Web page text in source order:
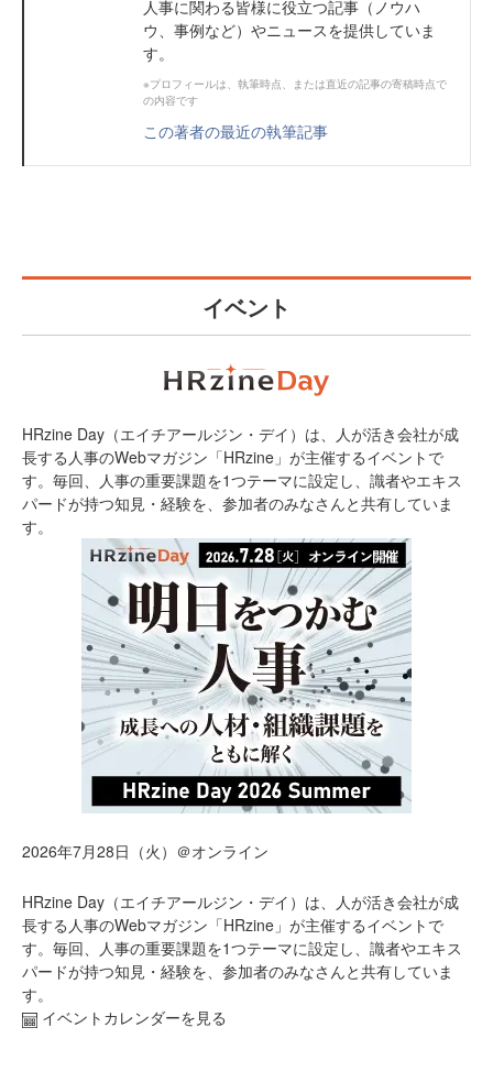
人事に関わる皆様に役立つ記事（ノウハ
ウ、事例など）やニュースを提供していま
す。
※プロフィールは、執筆時点、または直近の記事の寄稿時点で
の内容です
この著者の最近の執筆記事
イベント
HRzine Day（エイチアールジン・デイ）は、人が活き会社が成
長する人事のWebマガジン「HRzine」が主催するイベントで
す。毎回、人事の重要課題を1つテーマに設定し、識者やエキス
パードが持つ知見・経験を、参加者のみなさんと共有していま
す。
2026年7月28日（火）＠オンライン
HRzine Day（エイチアールジン・デイ）は、人が活き会社が成
長する人事のWebマガジン「HRzine」が主催するイベントで
す。毎回、人事の重要課題を1つテーマに設定し、識者やエキス
パードが持つ知見・経験を、参加者のみなさんと共有していま
す。
イベントカレンダーを見る